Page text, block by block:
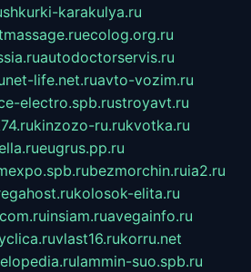
shkurki-karakulya.ru
ecolog.org.ru
autodoctorservis.ru
net-life.net.ruavto-vozim.ru
electro.spb.rustroyavt.ru
kinzozo-ru.rukvotka.ru
eugrus.pp.ru
bezmorchin.ruia2.ru
kolosok-elita.ru
insiam.ruavegainfo.ru
vlast16.rukorru.net
lammin-suo.spb.ru